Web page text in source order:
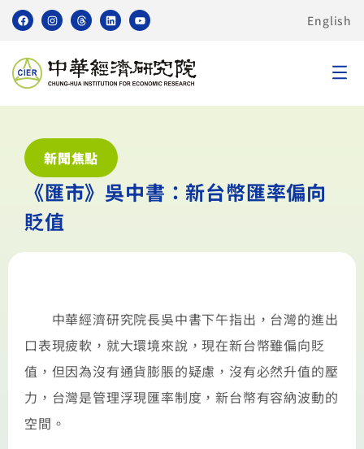
English
新聞焦點
《匯市》吳中書：新台幣匯率偏向
貶值
中華經濟研究院長吳中書下午指出，台灣的進出
口表現疲軟，就大環境來說，現在新台幣雖偏向貶
值，但因為沒有通貨膨脹的疑慮，沒有必然升值的壓
力，台灣是管理浮現匯率制度，新台幣有容納波動的
空間。